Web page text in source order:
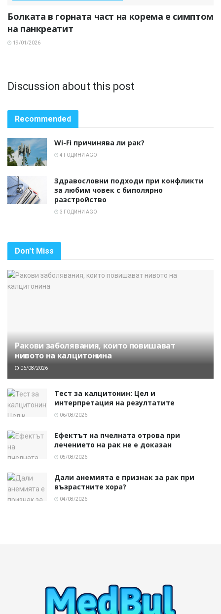
Болката в горната част на корема е симптом
на панкреатит
19/01/2026
Discussion about this post
Recommended
Wi-Fi причинява ли рак?
4 ГОДИНИ AGO
Здравословни подходи при конфликти
за любим човек с биполярно
разстройство
3 ГОДИНИ AGO
Don't Miss
Ракови заболявания, които повишават
нивото на калцитонина
06/08/2026
Тест за калцитонин: Цел и
интерпретация на резултатите
06/08/2026
Ефектът на пчелната отрова при
лечението на рак не е доказан
05/08/2026
Дали анемията е признак за рак при
възрастните хора?
04/08/2026